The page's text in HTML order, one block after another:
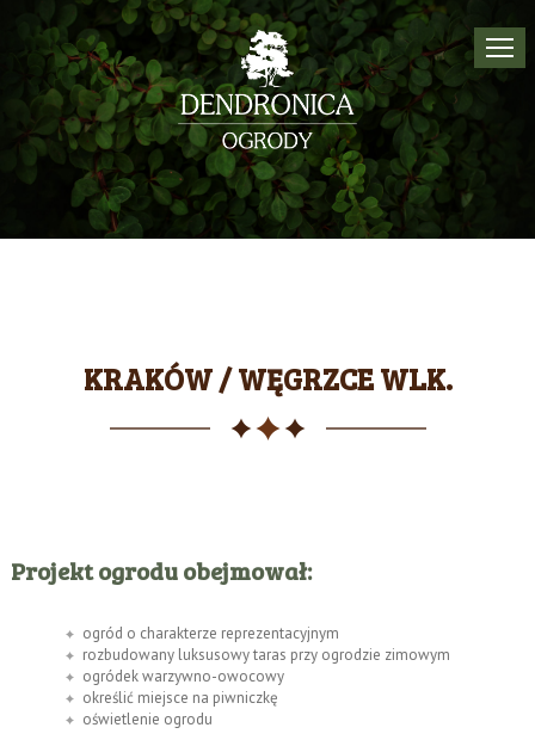
KRAKÓW / WĘGRZCE WLK.
Projekt ogrodu obejmował:
ogród o charakterze reprezentacyjnym
rozbudowany luksusowy taras przy ogrodzie zimowym
ogródek warzywno-owocowy
określić miejsce na piwniczkę
oświetlenie ogrodu